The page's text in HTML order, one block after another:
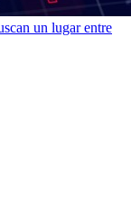
un lugar entre